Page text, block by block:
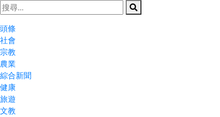
頭條
社會
宗教
農業
綜合新聞
健康
旅遊
文教